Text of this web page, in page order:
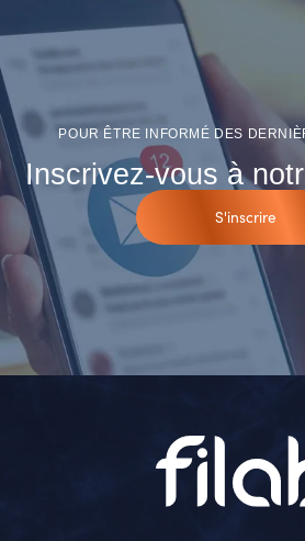
POUR ÊTRE INFORMÉ DES
Inscrivez-vous à
S'inscrire